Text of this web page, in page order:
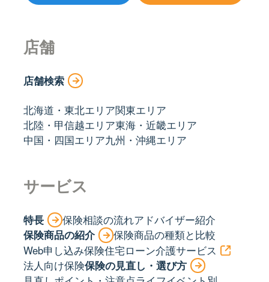
店舗
店舗検索
北海道・東北エリア関東エリア
北陸・甲信越エリア東海・近畿エリア
中国・四国エリア九州・沖縄エリア
サービス
特長 保険相談の流れアドバイザー紹介
保険商品の紹介
保険商品の種類と比較
Web申し込み保険住宅ローン介護サービス
法人向け保険保険の見直し・選び方